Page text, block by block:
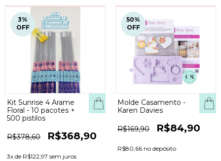
3%
OFF
Kit Sunrise 4 Arame
Floral - 10 pacotes +
500 pistilos
R$378,60 R$368,90
3x de R$122,97 sem juros
50%
OFF
Molde Casamento -
Karen Davies
R$169,90 R$84,90
R$80,66 no depósito